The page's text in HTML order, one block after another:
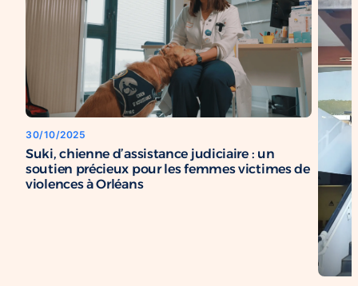
30/10/2025
Suki, chienne d’assistance judiciaire : un
soutien précieux pour les femmes victimes de
violences à Orléans